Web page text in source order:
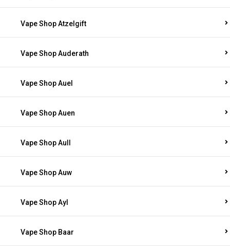
Vape Shop Atzelgift
Vape Shop Auderath
Vape Shop Auel
Vape Shop Auen
Vape Shop Aull
Vape Shop Auw
Vape Shop Ayl
Vape Shop Baar